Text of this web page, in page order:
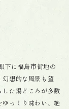
下に福島市街地の
幻想的な風景も望
した湯どころが多数
っくり味わい、絶